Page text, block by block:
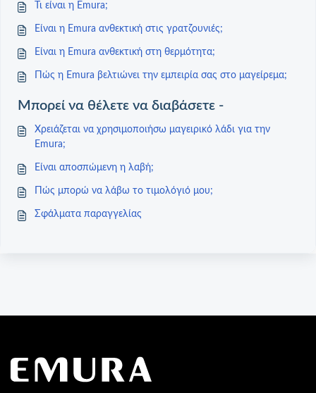
Τι είναι η Emura;
Είναι η Emura ανθεκτική στις γρατζουνιές;
Είναι η Emura ανθεκτική στη θερμότητα;
Πώς η Emura βελτιώνει την εμπειρία σας στο μαγείρεμα;
Μπορεί να θέλετε να διαβάσετε -
Χρειάζεται να χρησιμοποιήσω μαγειρικό λάδι για την
Emura;
Είναι αποσπώμενη η λαβή;
Πώς μπορώ να λάβω το τιμολόγιό μου;
Σφάλματα παραγγελίας